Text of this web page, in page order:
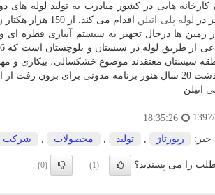
کارخانه هایی در کشور مبادرت به تولید لوله
در لوله پلی اتیلن
سیستان معتقدند موضوع خشکسالی، بیکاری و
از این چالش وجود ندارد.
18:35:26
خبر: رپورتاژ تولید محصولات شركت
را می پسندید؟ (1)
(0)